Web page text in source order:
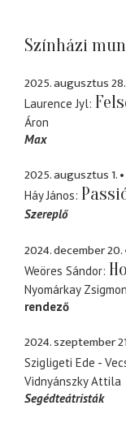
Színházi
2025. augusztus 28.
Laurence Jyl
Áron
Max
2025. augusztus 1.
Háy János
Szereplő
2024. december 20.
Weöres Sándor
Nyomárkay
rendező
2024. szeptember
Szigligeti Ede -
Vidnyánszky Attila
Segédteátristák